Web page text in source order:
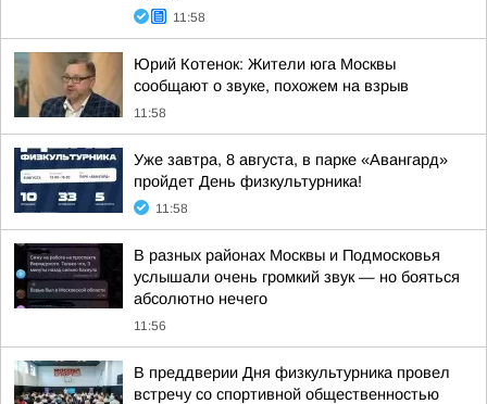
11:58
Юрий Котенок: Жители юга Москвы
сообщают о звуке, похожем на взрыв
11:58
Уже завтра, 8 августа, в парке «Авангард»
пройдет День физкультурника!
11:58
В разных районах Москвы и Подмосковья
услышали очень громкий звук — но бояться
абсолютно нечего
11:56
В преддверии Дня физкультурника провел
встречу со спортивной общественностью